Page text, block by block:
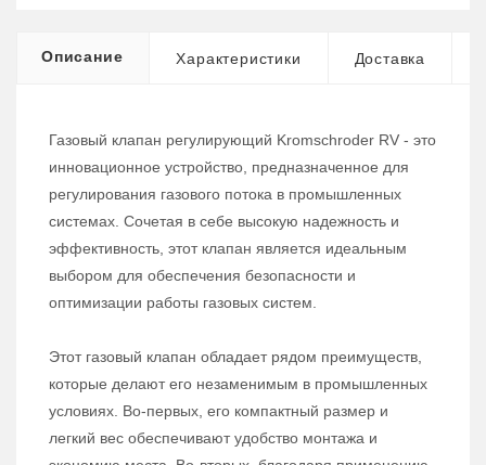
Описание Характеристики Доставка
Газовый клапан регулирующий Kromschroder RV - это
инновационное устройство, предназначенное для
регулирования газового потока в промышленных
системах. Сочетая в себе высокую надежность и
эффективность, этот клапан является идеальным
выбором для обеспечения безопасности и
оптимизации работы газовых систем.
Этот газовый клапан обладает рядом преимуществ,
которые делают его незаменимым в промышленных
условиях. Во-первых, его компактный размер и
легкий вес обеспечивают удобство монтажа и